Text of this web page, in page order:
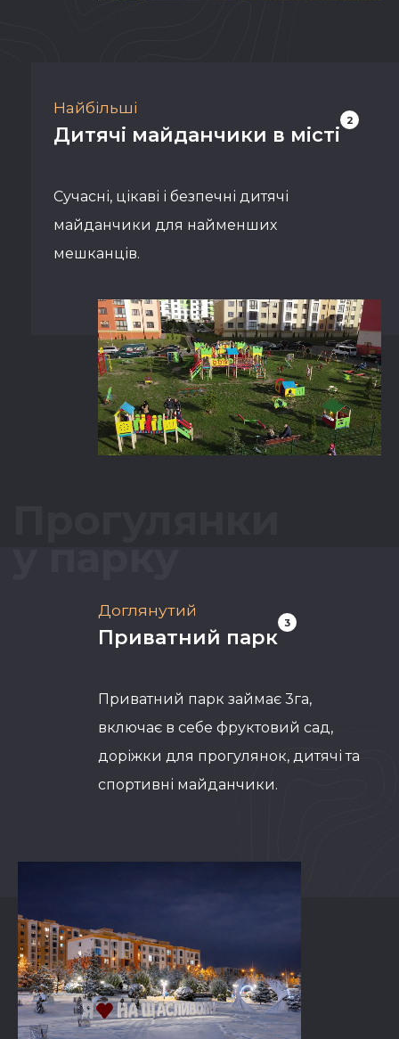
Найбільші
Дитячі майданчики в місті
2
Сучасні, цікаві і безпечні дитячі
майданчики для найменших
мешканців.
Доглянутий
Приватний парк
3
Приватний парк займає 3га,
включає в себе фруктовий сад,
доріжки для прогулянок, дитячі та
спортивні майданчики.